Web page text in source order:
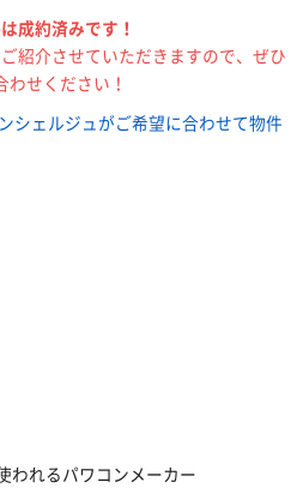
成約済みです！
紹介させていただきますので、ぜひ
わせください！
シェルジュがご希望に合わせて物件
われるパワコンメーカー